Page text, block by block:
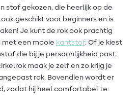
stof gekozen, die heerlijk op de
geschikt voor beginners en is
Je kunt de rok ook prachtig
met een mooie kantstof. Of je kiest
die bij je persoonlijkheid past.
maak je zelf en zo krijg je
rok. Bovendien wordt er
zodat hij heel comfortabel te